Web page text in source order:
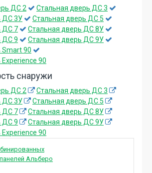
ДС 2
Стальная дверь ДС 3
ДС 3У
Стальная дверь ДС 5
ДС 7
Стальная дверь ДС 8У
ДС 9
Стальная дверь ДС 9У
Smart 90
90
снаружи
ДС 2
Стальная дверь ДС 3
ДС 3У
Стальная дверь ДС 5
ДС 7
Стальная дверь ДС 8У
ДС 9
Стальная дверь ДС 9У
90
Альберо